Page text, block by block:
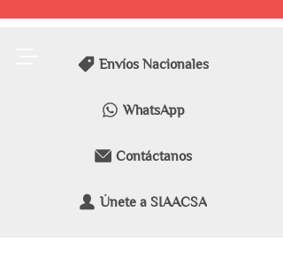
Envíos Nacionales
WhatsApp
Contáctanos
Únete a SIAACSA